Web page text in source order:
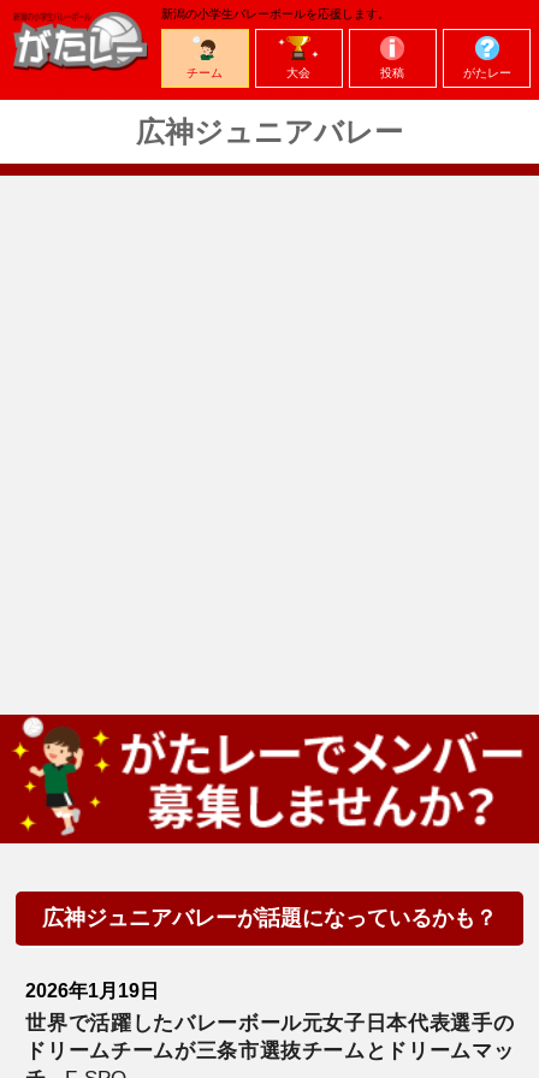
新潟の小学生バレーボールを応援します。
チーム 大会 投稿 がたレー
広神ジュニアバレー
広神ジュニアバレーが話題になっているかも？
2026年1月19日
世界で活躍したバレーボール元女子日本代表選手の
ドリームチームが三条市選抜チームとドリームマッ